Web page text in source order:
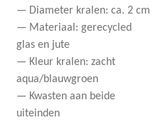
— Diameter kralen: ca. 2 cm
— Materiaal: gerecycled
glas en jute
— Kleur kralen: zacht
aqua/blauwgroen
— Kwasten aan beide
uiteinden